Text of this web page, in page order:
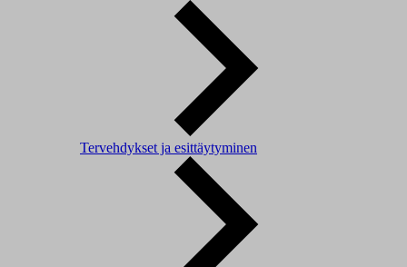
Tervehdykset ja esittäytyminen